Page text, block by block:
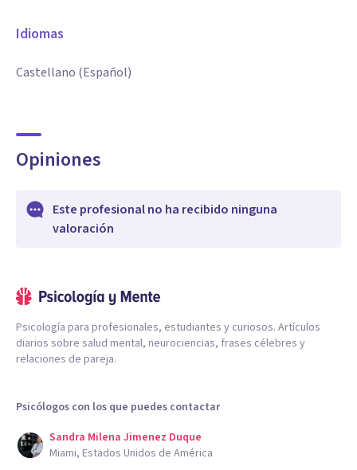
Idiomas
Castellano (Español)
Opiniones
Este profesional no ha recibido ninguna
valoración
Psicología para profesionales, estudiantes y curiosos. Artículos
diarios sobre salud mental, neurociencias, frases célebres y
relaciones de pareja.
Psicólogos con los que puedes contactar
Sandra Milena Jimenez Duque
Miami, Estados Unidos de América